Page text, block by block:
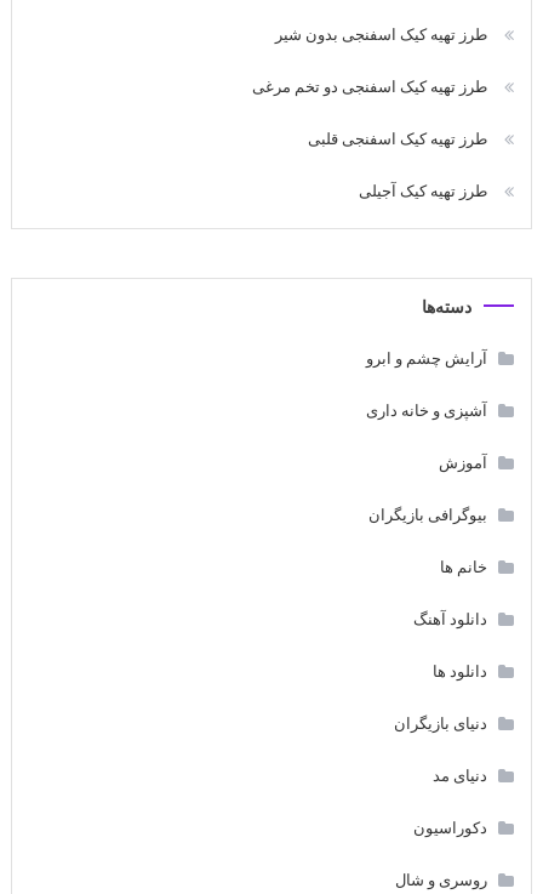
طرز تهیه کیک اسفنجی بدون شیر
طرز تهیه کیک اسفنجی دو تخم مرغی
طرز تهیه کیک اسفنجی قلبی
طرز تهیه کیک آجیلی
دسته‌ها
آرایش چشم و ابرو
آشپزی و خانه داری
آموزش
بیوگرافی بازیگران
خانم ها
دانلود آهنگ
دانلود ها
دنیای بازیگران
دنیای مد
دکوراسیون
روسری و شال